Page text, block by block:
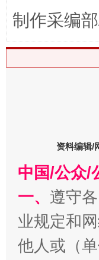
这是一
制作采编
资料编辑/
中国/公众/
一、 遵守
业规定和
他人或（